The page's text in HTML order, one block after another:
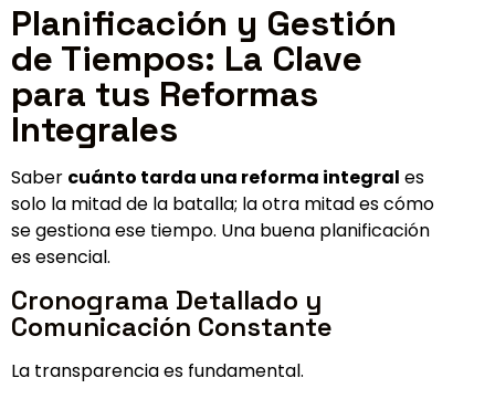
Planificación y Gestión
de Tiempos: La Clave
para tus Reformas
Integrales
Saber cuánto tarda una reforma integral es
solo la mitad de la batalla; la otra mitad es cómo
se gestiona ese tiempo. Una buena planificación
es esencial.
Cronograma Detallado y
Comunicación Constante
La transparencia es fundamental.